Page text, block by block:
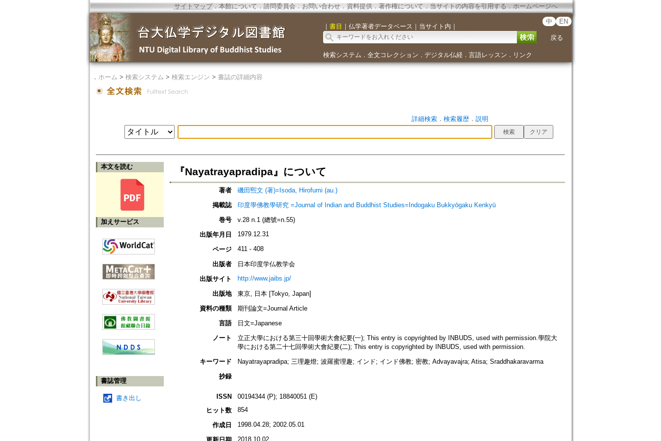
サイトマップ．本館について ． 諮問委員会． お問い合わせ． 資料提供． 著作権について．当サイトの内容を引用する ． ホームページへ
｜ 書目 ｜ 仏学著者データベース ｜ 当サイト内 ｜
中 EN
戻る
検索システム ． 全文コレクション ． デジタル仏経． 言語レッスン ． リンク
． ホーム > 検索システム > 検索エンジン > 書誌の詳細内容
詳細検索． 検索履歴． 説明
本文を読む
加えサービス
書誌管理
書き出し
『Nayatrayapradipa』について
著者
磯田煕文 (著)=Isoda, Hirofumi (au.)
掲載誌
印度學佛教學研究 =Journal of Indian and Buddhist Studies=Indogaku Bukkyōgaku Kenkyū
巻号
v.28 n.1 (總號=n.55)
出版年月日
1979.12.31
ページ 411 - 408
出版者
日本印度学仏教学会
出版サイト
http://www.jaibs.jp/
出版地
東京, 日本 [Tokyo, Japan]
資料の種類
期刊論文=Journal Article
言語
日文=Japanese
ノート
立正大學における第三十回學術大會紀要(一); This entry is copyrighted by INBUDS, used with permission.學院大
學における第二十七回學術大會紀要(二); This entry is copyrighted by INBUDS, used with permission.
キーワード
Nayatrayapradipa; 三理趣燈; 波羅蜜理趣; インド; インド佛教; 密教; Advayavajra; Atisa; Sraddhakaravarma
抄録
ISSN
00194344 (P); 18840051 (E)
ヒット数
854
作成日 1998.04.28; 2002.05.01
2018.10.02